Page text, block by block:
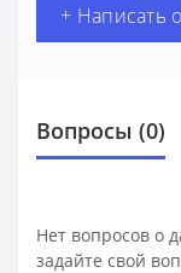
+ Написать
Вопросы (0)
Нет вопросов о
задайте свой